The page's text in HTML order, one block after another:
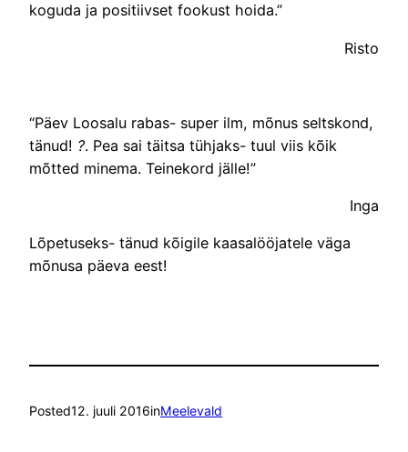
koguda ja positiivset fookust hoida.”
Risto
“Päev Loosalu rabas- super ilm, mõnus seltskond,
tänud! ?. Pea sai täitsa tühjaks- tuul viis kõik
mõtted minema. Teinekord jälle!”
Inga
Lõpetuseks- tänud kõigile kaasalööjatele väga
mõnusa päeva eest!
Posted12. juuli 2016inMeelevald